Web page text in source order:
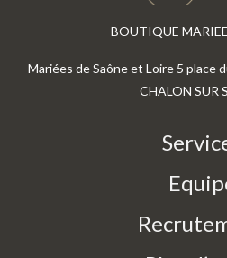
BOUTIQUE
Mariées de Saône et Loire 5 place
CHALON SUR